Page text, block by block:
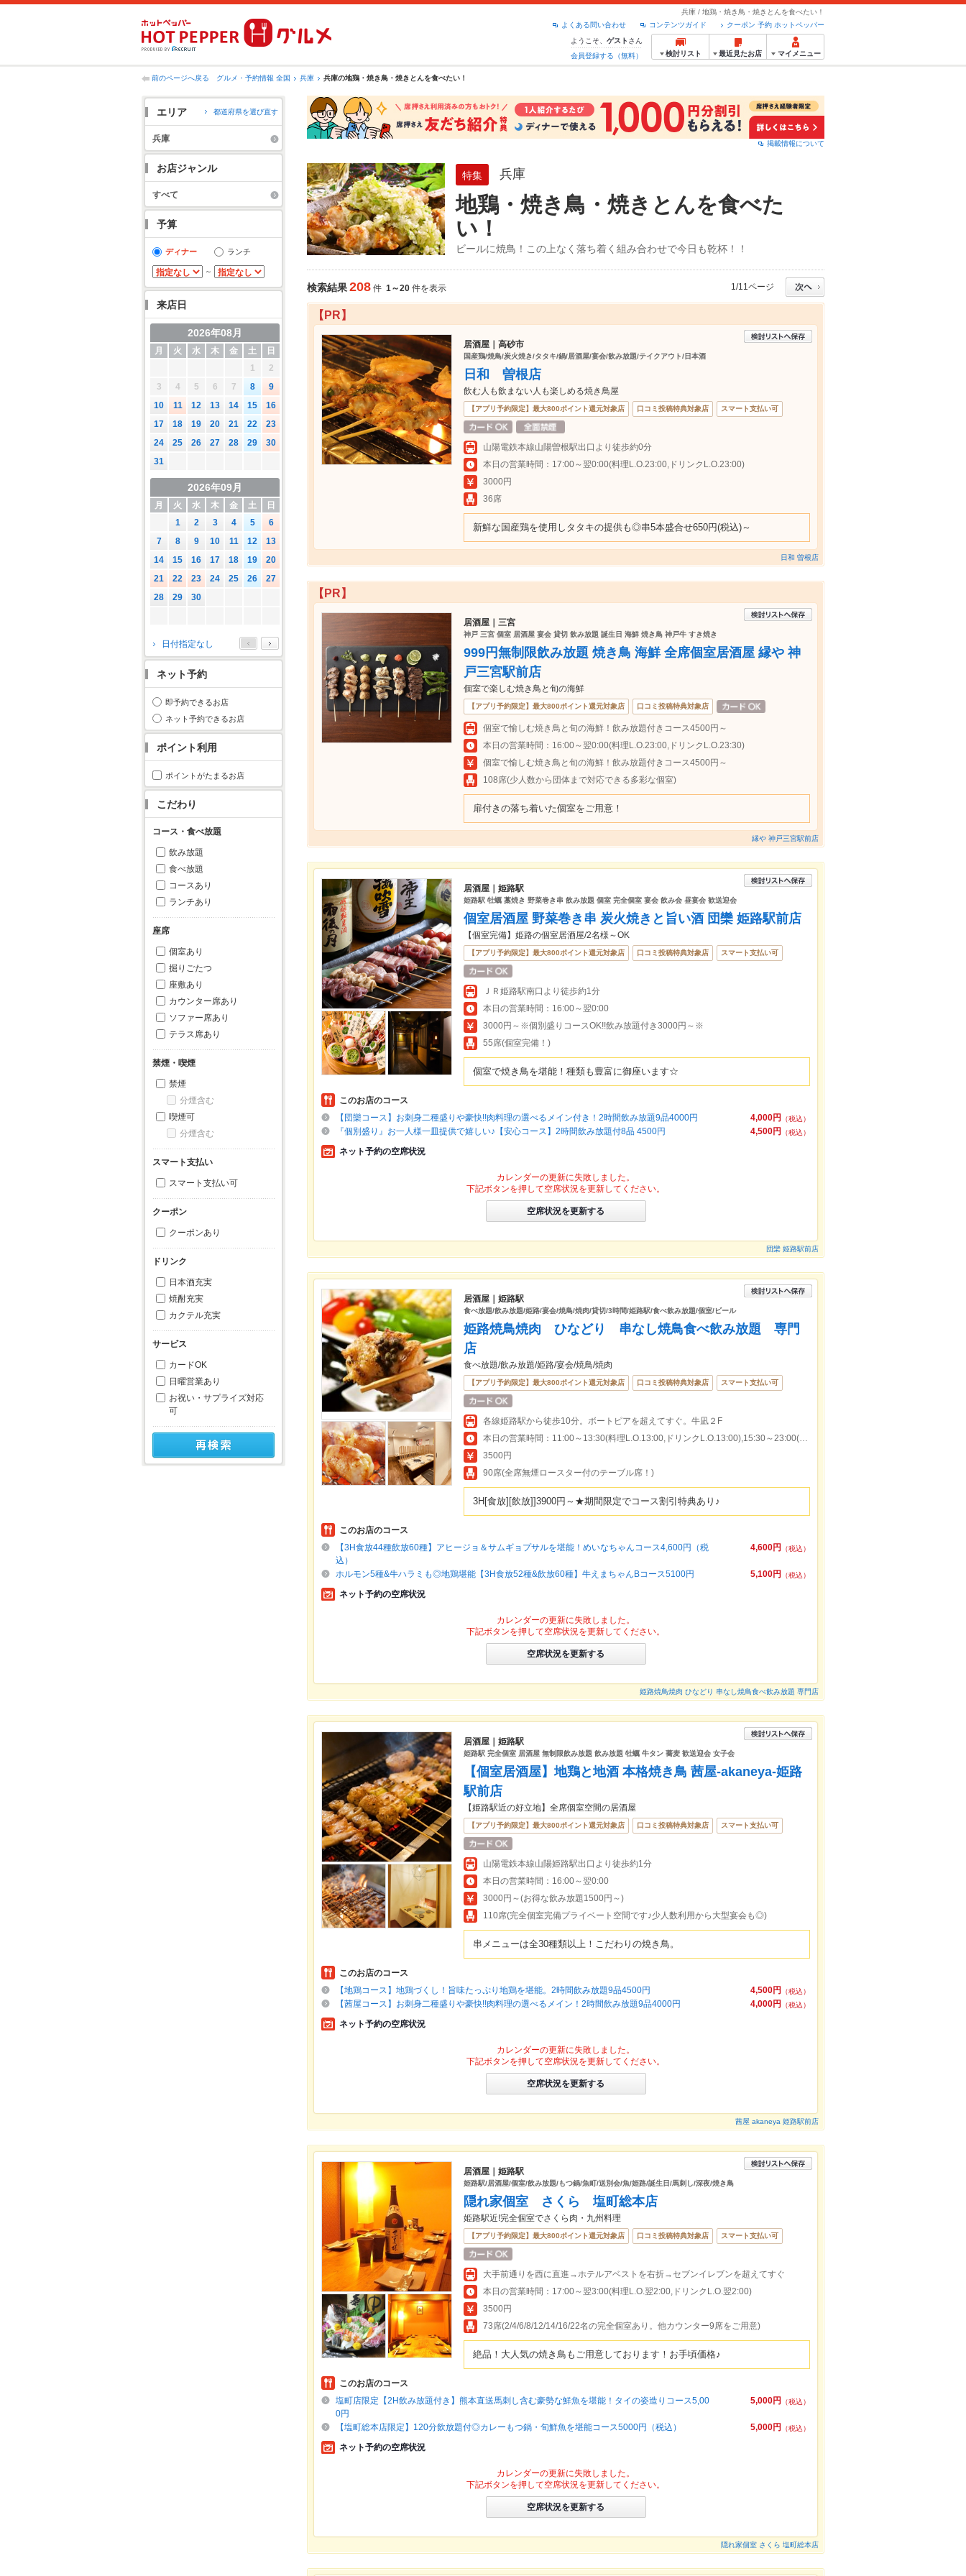
兵庫 / 地鶏・焼き鳥・焼きとんを食べたい！
クーポン 予約 ホットペッパー
コンテンツガイド
よくある問い合わせ
ようこそ、 ゲスト さん
会員登録する（無料）
検討リスト 最近見たお店 マイメニュー
前のページへ戻る グルメ・予約情報 全国 兵庫 兵庫の地鶏・焼き鳥・焼きとんを食べたい！
エリア 都道府県を選び直す
兵庫
お店ジャンル
すべて
予算
ディナー ランチ
～
来店日
2026年08月
月 火 水 木 金 土
日
1
2
3
4 5 6 7 8
9
10
11 12 13 14 15
16
17
18 19 20 21 22
23
24
25 26 27 28 29
30
31
2026年09月
月 火 水 木 金 土
日
1
2 3 4 5
6
7
8 9 10 11 12
13
14
15 16 17 18 19
20
21
22 23 24 25 26
27
28
29 30
2026年10月
月 火 水 木 金 土
日
5
12
14 15 16
19
20 21 22 23 24
25
26
27 28 29
日付指定なし
ネット予約
即予約できるお店
ネット予約できるお店
ポイント利用
ポイントがたまるお店
こだわり
コース・食べ放題
飲み放題
食べ放題
コースあり
ランチあり
座席
個室あり
掘りごたつ
座敷あり
カウンター席あり
ソファー席あり
テラス席あり
禁煙・喫煙
禁煙
分煙含む
喫煙可
分煙含む
スマート支払い
スマート支払い可
クーポン
クーポンあり
ドリンク
日本酒充実
焼酎充実
カクテル充実
サービス
カードOK
日曜営業あり
お祝い・サプライズ対応
可
掲載情報について
特集 兵庫
地鶏・焼き鳥・焼きとんを食べた
い！
ビールに焼鳥！この上なく落ち着く組み合わせで今日も乾杯！！
検索結果208 件 1～20 件を表示 1/11ページ
【PR】
居酒屋｜高砂市
国産鶏/焼鳥/炭火焼き/タタキ/鍋/居酒屋/宴会/飲み放題/テイクアウト/日本酒
日和 曽根店
飲む人も飲まない人も楽しめる焼き鳥屋
【アプリ予約限定】最大800ポイント還元対象店 口コミ投稿特典対象店 スマート支払い可
山陽電鉄本線山陽曽根駅出口より徒歩約0分
本日の営業時間：17:00～翌0:00(料理L.O.23:00,ドリンクL.O.23:00)
3000円
36席
新鮮な国産鶏を使用しタタキの提供も◎串5本盛合せ650円(税込)～
日和 曽根店
【PR】
居酒屋｜三宮
神戸 三宮 個室 居酒屋 宴会 貸切 飲み放題 誕生日 海鮮 焼き鳥 神戸牛 すき焼き
999円無制限飲み放題 焼き鳥 海鮮 全席個室居酒屋 縁や 神
戸三宮駅前店
個室で楽しむ焼き鳥と旬の海鮮
【アプリ予約限定】最大800ポイント還元対象店 口コミ投稿特典対象店
個室で愉しむ焼き鳥と旬の海鮮！飲み放題付きコース4500円～
本日の営業時間：16:00～翌0:00(料理L.O.23:00,ドリンクL.O.23:30)
個室で愉しむ焼き鳥と旬の海鮮！飲み放題付きコース4500円～
108席(少人数から団体まで対応できる多彩な個室)
扉付きの落ち着いた個室をご用意！
縁や 神戸三宮駅前店
居酒屋｜姫路駅
姫路駅 牡蠣 藁焼き 野菜巻き串 飲み放題 個室 完全個室 宴会 飲み会 昼宴会 歓送迎会
個室居酒屋 野菜巻き串 炭火焼きと旨い酒 団欒 姫路駅前店
【個室完備】姫路の個室居酒屋/2名様～OK
【アプリ予約限定】最大800ポイント還元対象店 口コミ投稿特典対象店 スマート支払い可
ＪＲ姫路駅南口より徒歩約1分
本日の営業時間：16:00～翌0:00
3000円～※個別盛りコースOK!!飲み放題付き3000円～※
55席(個室完備！)
個室で焼き鳥を堪能！種類も豊富に御座います☆
このお店のコース
4,000円
（税込）
【団欒コース】お刺身二種盛りや豪快!!肉料理の選べるメイン付き！2時間飲み放題9品4000円
4,500円
（税込）
『個別盛り』お一人様一皿提供で嬉しい♪【安心コース】2時間飲み放題付8品 4500円
ネット予約の空席状況
カレンダーの更新に失敗しました。
下記ボタンを押して空席状況を更新してください。
空席状況を更新する
団欒 姫路駅前店
居酒屋｜姫路駅
食べ放題/飲み放題/姫路/宴会/焼鳥/焼肉/貸切/3時間/姫路駅/食べ飲み放題/個室/ビール
姫路焼鳥焼肉 ひなどり 串なし焼鳥食べ飲み放題 専門
店
食べ放題/飲み放題/姫路/宴会/焼鳥/焼肉
【アプリ予約限定】最大800ポイント還元対象店 口コミ投稿特典対象店 スマート支払い可
各線姫路駅から徒歩10分。ボートピアを超えてすぐ。牛凪２F
本日の営業時間：11:00～13:30(料理L.O.13:00,ドリンクL.O.13:00),15:30～23:00(料理L.O.22:30,ドリンクL.O.22:30)
3500円
90席(全席無煙ロースター付のテーブル席！)
3H[食放][飲放]]3900円～★期間限定でコース割引特典あり♪
このお店のコース
4,600円
（税込）
【3H食放44種飲放60種】アヒージョ＆サムギョプサルを堪能！めいなちゃんコース4,600円（税
込）
5,100円
（税込）
ホルモン5種&牛ハラミも◎地鶏堪能【3H食放52種&飲放60種】牛えまちゃんBコース5100円
ネット予約の空席状況
カレンダーの更新に失敗しました。
下記ボタンを押して空席状況を更新してください。
空席状況を更新する
姫路焼鳥焼肉 ひなどり 串なし焼鳥食べ飲み放題 専門店
居酒屋｜姫路駅
姫路駅 完全個室 居酒屋 無制限飲み放題 飲み放題 牡蠣 牛タン 蕎麦 歓送迎会 女子会
【個室居酒屋】地鶏と地酒 本格焼き鳥 茜屋-akaneya-姫路
駅前店
【姫路駅近の好立地】全席個室空間の居酒屋
【アプリ予約限定】最大800ポイント還元対象店 口コミ投稿特典対象店 スマート支払い可
山陽電鉄本線山陽姫路駅出口より徒歩約1分
本日の営業時間：16:00～翌0:00
3000円～(お得な飲み放題1500円～)
110席(完全個室完備プライベート空間です♪少人数利用から大型宴会も◎)
串メニューは全30種類以上！こだわりの焼き鳥。
このお店のコース
4,500円
（税込）
【地鶏コース】地鶏づくし！旨味たっぷり地鶏を堪能。2時間飲み放題9品4500円
4,000円
（税込）
【茜屋コース】お刺身二種盛りや豪快!!肉料理の選べるメイン！2時間飲み放題9品4000円
ネット予約の空席状況
カレンダーの更新に失敗しました。
下記ボタンを押して空席状況を更新してください。
空席状況を更新する
茜屋 akaneya 姫路駅前店
居酒屋｜姫路駅
姫路駅/居酒屋/個室/飲み放題/もつ鍋/魚町/送別会/魚/姫路/誕生日/馬刺し/深夜/焼き鳥
隠れ家個室 さくら 塩町総本店
姫路駅近!完全個室でさくら肉・九州料理
【アプリ予約限定】最大800ポイント還元対象店 口コミ投稿特典対象店 スマート支払い可
大手前通りを西に直進→ホテルアベストを右折→セブンイレブンを超えてすぐ
本日の営業時間：17:00～翌3:00(料理L.O.翌2:00,ドリンクL.O.翌2:00)
3500円
73席(2/4/6/8/12/14/16/22名の完全個室あり。他カウンター9席をご用意)
絶品！大人気の焼き鳥もご用意しております！お手頃価格♪
このお店のコース
5,000円
（税込）
塩町店限定【2H飲み放題付き】熊本直送馬刺し含む豪勢な鮮魚を堪能！タイの姿造りコース5,00
0円
5,000円
（税込）
【塩町総本店限定】120分飲放題付◎カレーもつ鍋・旬鮮魚を堪能コース5000円（税込）
ネット予約の空席状況
カレンダーの更新に失敗しました。
下記ボタンを押して空席状況を更新してください。
空席状況を更新する
隠れ家個室 さくら 塩町総本店